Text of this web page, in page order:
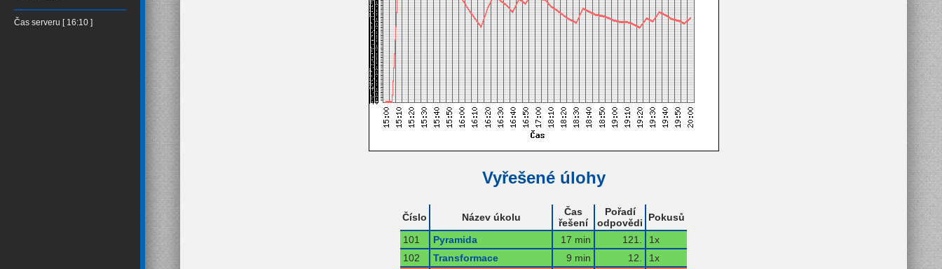
Čas serveru [ 16:10 ]
Vyřešené úlohy
Číslo Název úkolu
Čas
řešení
Pořadí
odpovědi
Pokusů
101
Pyramida 17 min 121.
1x
102
Transformace 9 min 12.
1x